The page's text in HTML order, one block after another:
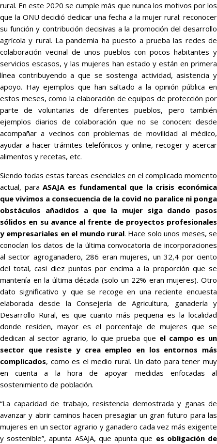
rural. En este 2020 se cumple más que nunca los motivos por los
que la ONU decidió dedicar una fecha a la mujer rural: reconocer
su función y contribución decisivas a la promoción del desarrollo
agrícola y rural. La pandemia ha puesto a prueba las redes de
colaboración vecinal de unos pueblos con pocos habitantes y
servicios escasos, y las mujeres han estado y están en primera
línea contribuyendo a que se sostenga actividad, asistencia y
apoyo. Hay ejemplos que han saltado a la opinión pública en
estos meses, como la elaboración de equipos de protección por
parte de voluntarias de diferentes pueblos, pero también
ejemplos diarios de colaboración que no se conocen: desde
acompañar a vecinos con problemas de movilidad al médico,
ayudar a hacer trámites telefónicos y online, recoger y acercar
alimentos y recetas, etc.
Siendo todas estas tareas esenciales en el complicado momento
actual, paraASAJA es fundamental que la crisis económica
que vivimos a consecuencia de la covid no paralice ni ponga
obstáculos añadidos a que la mujer siga dando pasos
sólidos en su avance al frente de proyectos profesionales
y empresariales en el mundo rural. Hace solo unos meses, se
conocían los datos de la última convocatoria de incorporaciones
al sector agroganadero, 286 eran mujeres, un 32,4 por ciento
del total, casi diez puntos por encima a la proporción que se
mantenía en la última década (solo un 22% eran mujeres). Otro
dato significativo y que se recoge en una reciente encuesta
elaborada desde la Consejería de Agricultura, ganadería y
Desarrollo Rural, es que cuanto más pequeña es la localidad
donde residen, mayor es el porcentaje de mujeres que se
dedican al sector agrario, lo que prueba que el campo es un
sector que resiste y crea empleo en los entornos más
complicados, como es el medio rural. Un dato para tener muy
en cuenta a la hora de apoyar medidas enfocadas al
sostenimiento de población.
“La capacidad de trabajo, resistencia demostrada y ganas de
avanzar y abrir caminos hacen presagiar un gran futuro para las
mujeres en un sector agrario y ganadero cada vez más exigente
y sostenible”, apunta ASAJA, que apunta que es obligación de